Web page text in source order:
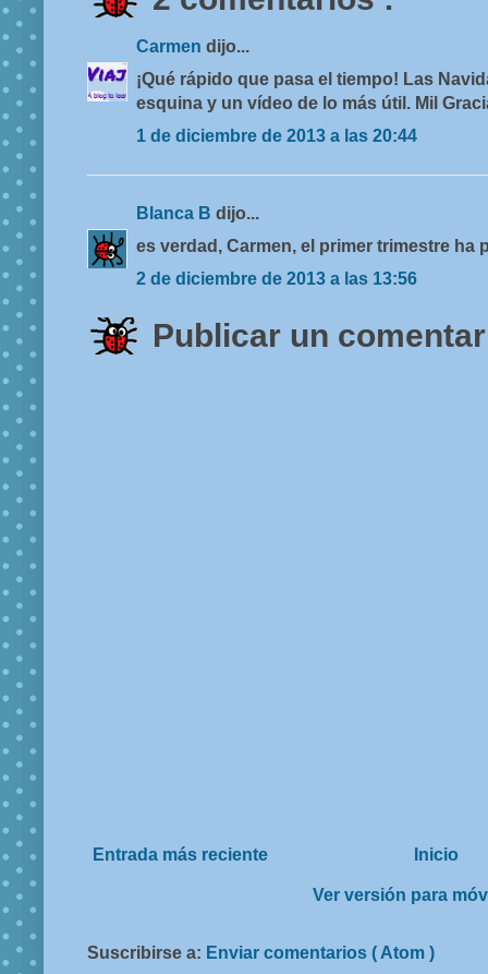
Carmen dijo...
¡Qué rápido que pasa el tiempo! Las
esquina y un vídeo de lo más útil. Mil
1 de diciembre de 2013 a las 20:44
Blanca B dijo...
es verdad, Carmen, el primer trimestre ha
2 de diciembre de 2013 a las 13:56
Publicar un
Entrada más reciente Inicio
Ver versión para
Suscribirse a: Enviar comentarios ( Atom )